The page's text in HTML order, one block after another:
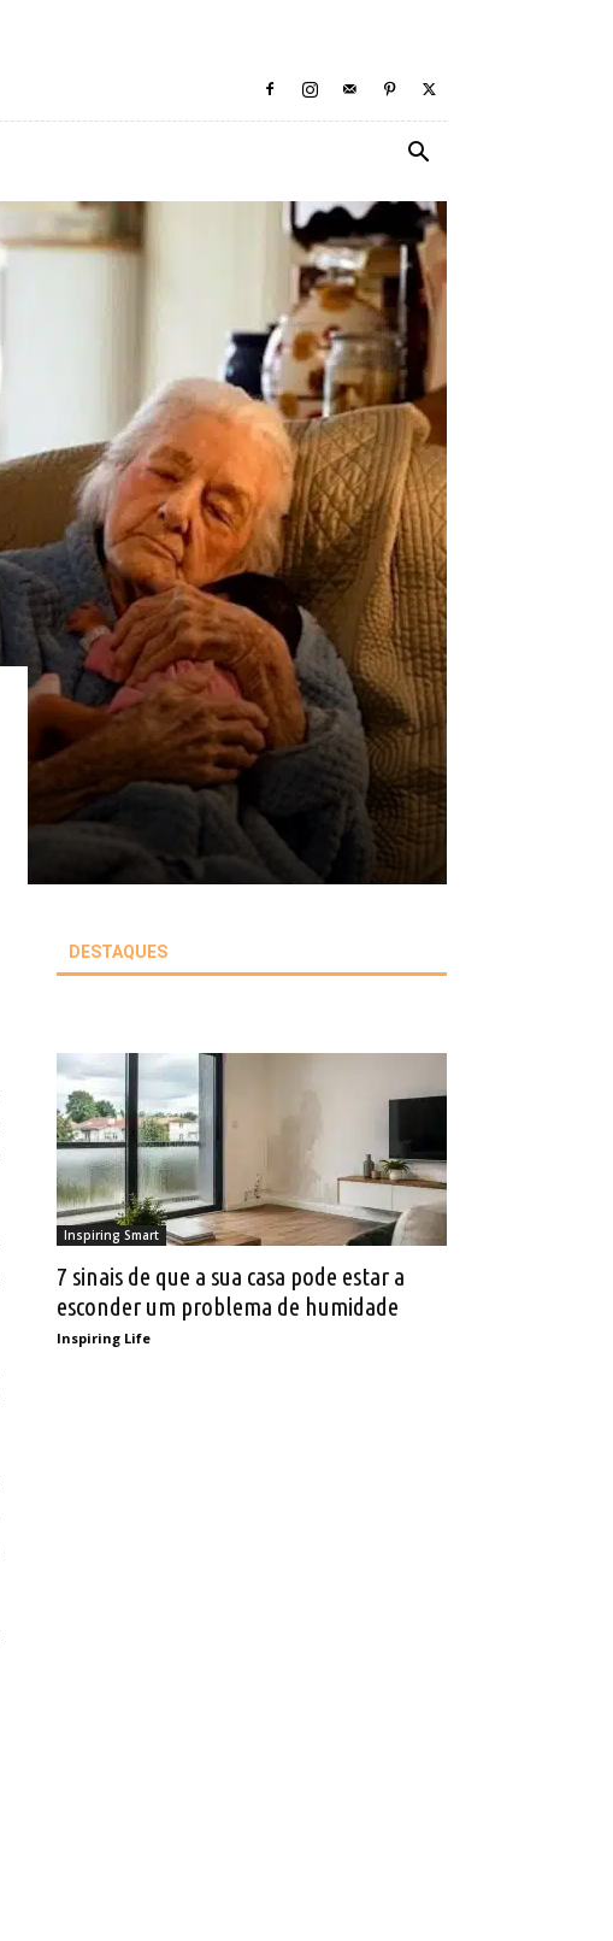
DESTAQUES
Inspiring Smart
7 sinais de que a sua casa pode estar a
esconder um problema de humidade
Inspiring Life